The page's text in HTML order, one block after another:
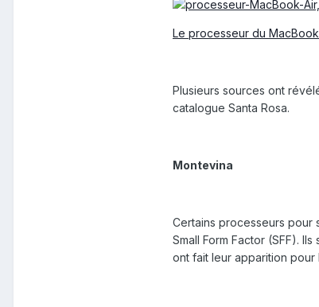
Le processeur du
Plusieurs sources ont
catalogue Santa Rosa.
Montevina
Certains processeurs pour
Small Form Factor (SFF).
ont fait leur apparition